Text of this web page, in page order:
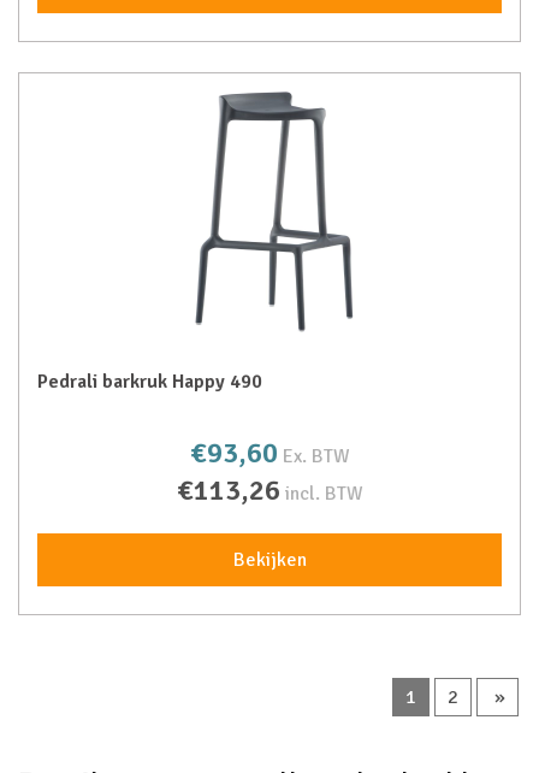
Pedrali barkruk Happy 490
€93,60 Ex. BTW
€113,26 incl. BTW
Bekijken
1 2 »